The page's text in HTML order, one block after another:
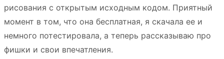
рисования с открытым исходным кодом. Приятный
момент в том, что она бесплатная, я скачала ее и
немного потестировала, а теперь рассказываю про
фишки и свои впечатления.